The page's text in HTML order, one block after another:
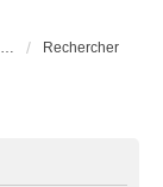
https://dailydigesthub.com Rechercher